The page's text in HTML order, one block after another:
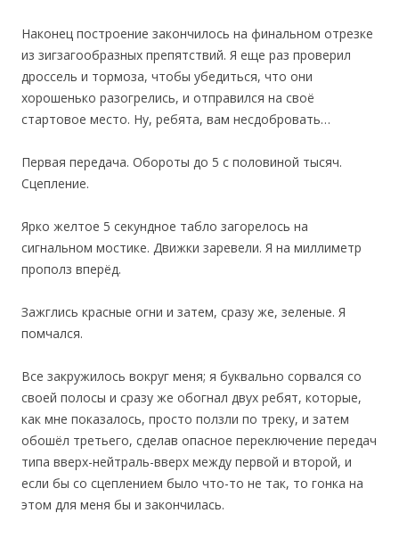
Наконец построение закончилось на финальном отрезке
из зигзагообразных препятствий. Я еще раз проверил
дроссель и тормоза, чтобы убедиться, что они
хорошенько разогрелись, и отправился на своё
стартовое место. Ну, ребята, вам несдобровать…
Первая передача. Обороты до 5 с половиной тысяч.
Сцепление.
Ярко желтое 5 секундное табло загорелось на
сигнальном мостике. Движки заревели. Я на миллиметр
прополз вперёд.
Зажглись красные огни и затем, сразу же, зеленые. Я
помчался.
Все закружилось вокруг меня; я буквально сорвался со
своей полосы и сразу же обогнал двух ребят, которые,
как мне показалось, просто ползли по треку, и затем
обошёл третьего, сделав опасное переключение передач
типа вверх-нейтраль-вверх между первой и второй, и
если бы со сцеплением было что-то не так, то гонка на
этом для меня бы и закончилась.